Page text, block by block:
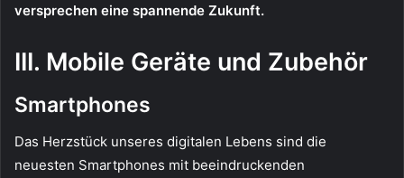
versprechen eine spannende Zukunft.
III. Mobile Geräte und Zubehör
Smartphones
Das Herzstück unseres digitalen Lebens sind die
neuesten Smartphones mit beeindruckenden